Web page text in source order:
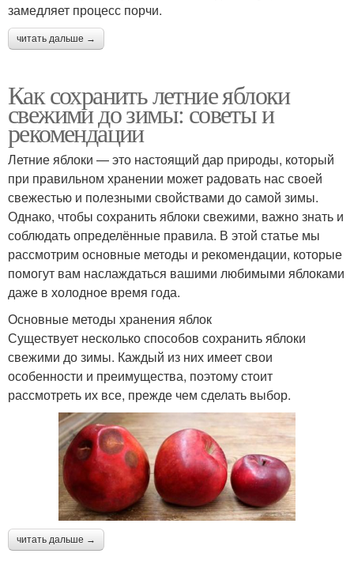
замедляет процесс порчи.
читать дальше →
Как сохранить летние яблоки
свежими до зимы: советы и
рекомендации
Летние яблоки — это настоящий дар природы, который
при правильном хранении может радовать нас своей
свежестью и полезными свойствами до самой зимы.
Однако, чтобы сохранить яблоки свежими, важно знать и
соблюдать определённые правила. В этой статье мы
рассмотрим основные методы и рекомендации, которые
помогут вам наслаждаться вашими любимыми яблоками
даже в холодное время года.
Основные методы хранения яблок
Существует несколько способов сохранить яблоки
свежими до зимы. Каждый из них имеет свои
особенности и преимущества, поэтому стоит
рассмотреть их все, прежде чем сделать выбор.
читать дальше →